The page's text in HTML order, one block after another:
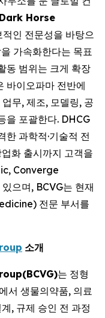
Horse
적인 전문성을 바탕으
가속화한다는 목표
동 범위는 크게 확장
바이오파마 전반에
무, 제조, 모델링, 공
을 포괄한다. DHCG
한 과학적·기술적 전
화 출시까지 고객을
Converge
으며, BCVG는 현재
전문 부서를
소개
는 정형
서 생물의약품, 의료
, 규제 승인 전 과정